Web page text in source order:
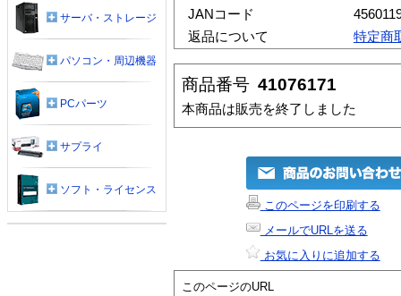
JANコード
返品について
特定商
商品番号 41076171
本商品は販売を終了しました
このページを印刷する
メールでURLを送る
お気に入りに追加する
このページのURL
サーバ・ストレージ
パソコン・周辺機器
PCパーツ
サプライ
ソフト・ライセンス